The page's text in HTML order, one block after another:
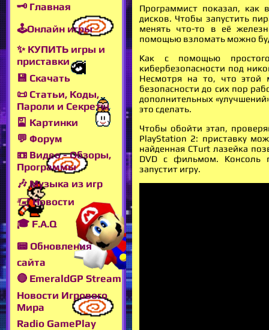
🗝 Главная
🕹Онлайн игры
✨ КУПИТЬ игры и
приставки
💾 Скачать
📜 Статьи, Коды,
Пароли и Секреты
🎴 Картинки
💬 Форум
📼 Видео - Обзоры,
Программы
🎶 Музыка из игр
🖅 Новости
🎓 F.A.Q
📟 Обновления
сайта
🔴 EmeraldGP Stream
Новости Игрового
Мира
Radio GamePlay
Программист показал,
дисков. Чтобы запустить
менять что-то в её
помощью взломать можно
Как с помощью
кибербезопасности под
Несмотря на то, что этой
безопасности до сих пор
дополнительных
это сделать.
Чтобы обойти этап,
PlayStation 2: приставку
найденная CTurt лазейка
DVD с фильмом. Консоль
запустит игру.